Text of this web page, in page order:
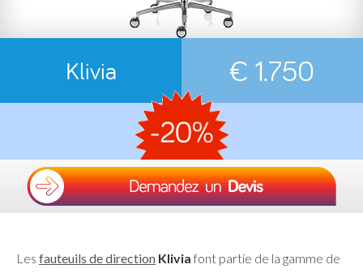
Klivia € 1.750
Les fauteuils de direction Klivia font partie de la gamme de